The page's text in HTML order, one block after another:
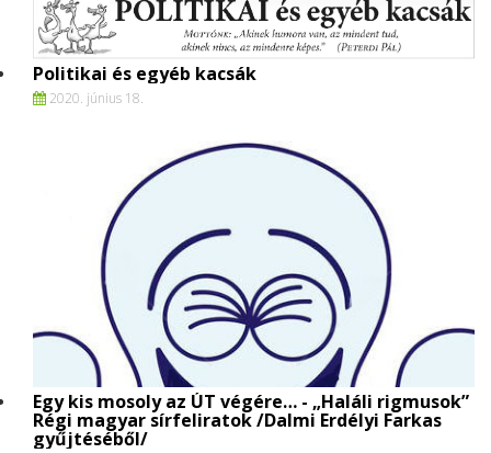
Politikai és egyéb kacsák
2020. június 18.
Egy kis mosoly az ÚT végére… - „Haláli rigmusok”
Régi magyar sírfeliratok /Dalmi Erdélyi Farkas
gyűjtéséből/